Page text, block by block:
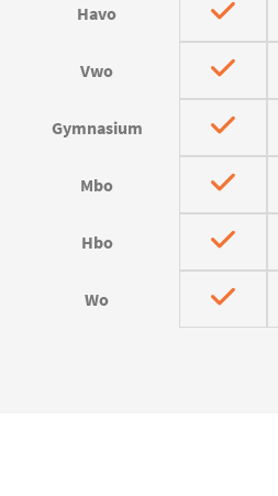
Havo
Vwo
Gymnasium
Mbo
Hbo
Wo